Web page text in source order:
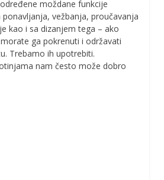
moždane funkcije
vežbanja, proučavanja
kao i sa dizanjem tega – ako
ga pokrenuti i održavati
Trebamo ih upotrebiti.
nam često može dobro